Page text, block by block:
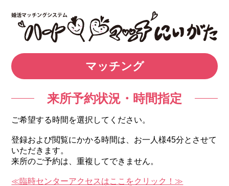
マッチング
来所予約状況・時間指定
ご希望する時間を選択してください。
登録および閲覧にかかる時間は、お一人様45分とさせて
いただきます。
来所のご予約は、重複してできません。
≪臨時センターアクセスはここをクリック！≫